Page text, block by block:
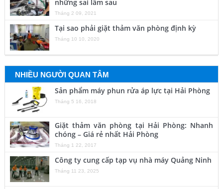
những sai lầm sau
Tháng 2 09, 2021
Tại sao phải giặt thảm văn phòng định kỳ
Tháng 10 10, 2020
NHIỀU NGƯỜI QUAN TÂM
Sản phẩm máy phun rửa áp lực tại Hải Phòng
Tháng 5 16, 2018
Giặt thảm văn phòng tại Hải Phòng: Nhanh
chóng – Giá rẻ nhất Hải Phòng
Tháng 1 22, 2017
Công ty cung cấp tạp vụ nhà máy Quảng Ninh
Tháng 11 23, 2025